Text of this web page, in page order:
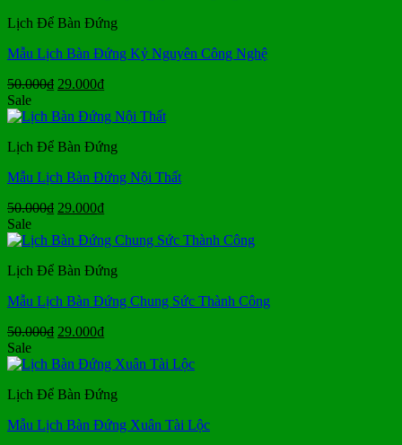
29.000₫.
Lịch Để Bàn Đứng
Mẫu Lịch Bàn Đứng Kỷ Nguyên Công Nghệ
50.000₫ Giá
là:
29.000₫Giá
tại
29.000₫.
Sale
Lịch Để Bàn Đứng
Mẫu Lịch Bàn Đứng Nội Thất
50.000₫ Giá
là:
29.000₫Giá
tại
29.000₫.
Sale
Lịch Để Bàn Đứng
Mẫu Lịch Bàn Đứng Chung Sức Thành Công
50.000₫ Giá
là:
29.000₫Giá
tại
29.000₫.
Sale
Lịch Để Bàn Đứng
Mẫu Lịch Bàn Đứng Xuân Tài Lộc